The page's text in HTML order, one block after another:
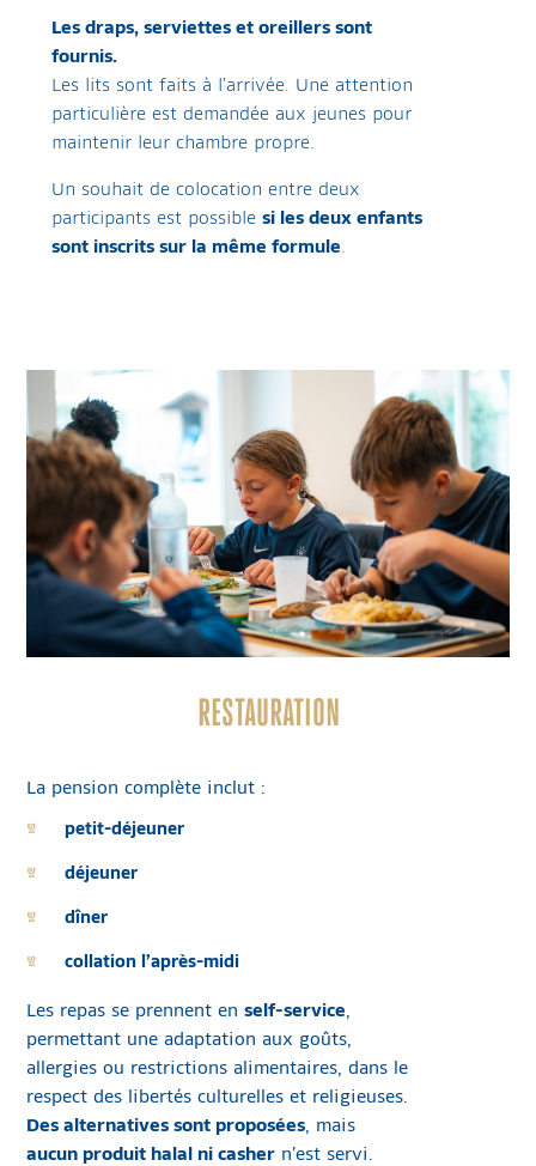
Les draps, serviettes et oreillers sont
fournis.
Les lits sont faits à l’arrivée. Une attention
particulière est demandée aux jeunes pour
maintenir leur chambre propre.
Un souhait de colocation entre deux
participants est possible si les deux enfants
sont inscrits sur la même formule
RESTAURATION
La pension complète inclut :
petit-déjeuner
déjeuner
dîner
collation l’après-midi
Les repas se prennent enself-service
permettant une adaptation aux goûts,
allergies ou restrictions alimentaires, dans le
respect des libertés culturelles et religieuses.
Des alternatives sont proposées , mais
aucun produit halal ni casher n’est servi.